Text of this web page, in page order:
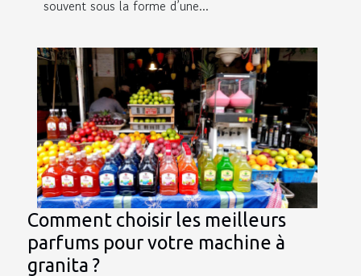
souvent sous la forme d’une...
Comment choisir les meilleurs
parfums pour votre machine à
granita ?